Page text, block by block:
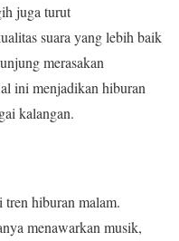
juga turut
suara yang lebih baik
merasakan
ini menjadikan hiburan
kalangan.
tren hiburan malam.
menawarkan musik,